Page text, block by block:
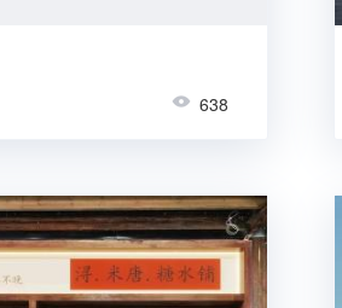
638